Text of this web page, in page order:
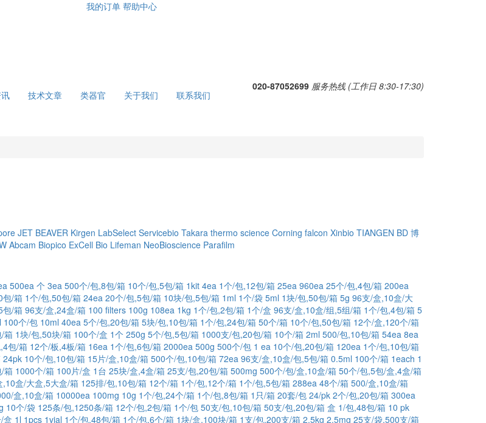
我的订单 帮助中心
技术文章 类器官 关于我们 联系我们
020-87052699 服务热线 (工作日 8:30-17:30)
JET BEAVER Kirgen LabSelect Servicebio Takara thermo science Corning falcon Xinbio TIANGEN BD 博
Abcam Biopico ExCell Bio Lifeman NeoBioscience Parafilm
500ea 个 3ea 500个/包,8包/箱 10个/包,5包/箱 1kit 4ea 1个/包,12包/箱 25ea 960ea 25个/包,4包/箱 200ea
包/箱 1个/包,50包/箱 24ea 20个/包,5包/箱 10块/包,5包/箱 1ml 1个/袋 5ml 1块/包,50包/箱 5g 96支/盒,10盒/大
包/箱 96支/盒,24盒/箱 100 filters 100g 108ea 1kg 1个/包,2包/箱 1个/盒 96支/盒,10盒/组,5组/箱 1个/包,4包/箱 5
100个/包 10ml 40ea 5个/包,20包/箱 5块/包,10包/箱 1个/包,24包/箱 50个/箱 10个/包,50包/箱 12个/盒,120个/箱
箱 1块/包,50块/箱 100个/盒 1个 250g 5个/包,5包/箱 1000支/包,20包/箱 10个/箱 2ml 500/包,10包/箱 54ea 8ea
包/箱 12个/板,4板/箱 16ea 1个/包,6包/箱 2000ea 500g 500个/包 1 ea 10个/包,20包/箱 120ea 1个/包,10包/箱
24pk 10个/包,10包/箱 15片/盒,10盒/箱 500个/包,10包/箱 72ea 96支/盒,10盒/包,5包/箱 0.5ml 100个/箱 1each 1
箱 1000个/箱 100片/盒 1台 25块/盒,4盒/箱 25支/包,20包/箱 500mg 500个/包/盒,10盒/箱 50个/包,5包/盒,4盒/箱
,10盒/大盒,5大盒/箱 125排/包,10包/箱 12个/箱 1个/包,12个/箱 1个/包,5包/箱 288ea 48个/箱 500/盒,10盒/箱
盒,10盒/箱 10000ea 100mg 10g 1个/包,24个/箱 1个/包,8包/箱 1只/箱 20套/包 24/pk 2个/包,20包/箱 300ea
10个/袋 125条/包,1250条/箱 12个/包,2包/箱 1个/包 50支/包,10包/箱 50支/包,20包/箱 盒 1/包,48包/箱 10 pk
盒 1l 1pcs 1vial 1个/包,48包/箱 1个/包,6个/箱 1块/盒,100块/箱 1支/包,200支/箱 2.5kg 2.5mg 25支/袋,500支/箱